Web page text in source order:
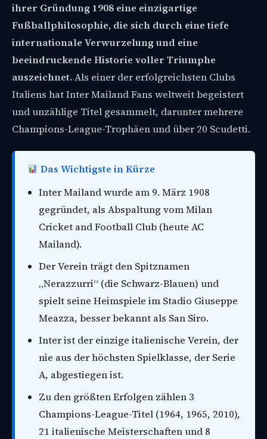
ihrer Gründung 1908 eine einzigartige
Fußballphilosophie, die sich durch eine tiefe
internationale Verwurzelung und eine
beeindruckende Historie voller Triumphe
auszeichnet.Als einer der erfolgreichsten Clubs
Italiens hat Inter Mailand Fans weltweit begeistert
und unzählige Titel gesammelt, darunter mehrere
Champions-League-Trophäen und über 20 Scudetti.
Das Wichtigste in Kürze
Inter Mailand wurde am 9. März 1908
gegründet, als Abspaltung vom Milan
Cricket and Football Club (heute AC
Mailand).
Der Verein trägt den Spitznamen
„Nerazzurri“ (die Schwarz-Blauen) und
spielt seine Heimspiele im Stadio Giuseppe
Meazza, besser bekannt als San Siro.
Inter ist der einzige italienische Verein, der
nie aus der höchsten Spielklasse, der Serie
A, abgestiegen ist.
Zu den größten Erfolgen zählen 3
Champions-League-Titel (1964, 1965, 2010),
21 italienische Meisterschaften und 8